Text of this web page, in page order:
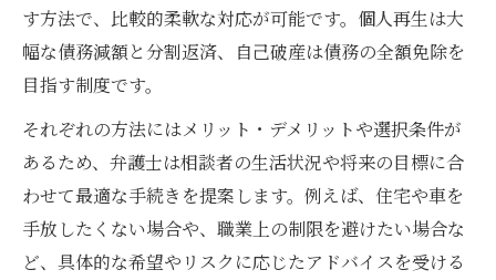
す方法で、比較的柔軟な対応が可能です。個人再生は大
幅な債務減額と分割返済、自己破産は債務の全額免除を
目指す制度です。
それぞれの方法にはメリット・デメリットや選択条件が
あるため、弁護士は相談者の生活状況や将来の目標に合
わせて最適な手続きを提案します。例えば、住宅や車を
手放したくない場合や、職業上の制限を避けたい場合な
ど、具体的な希望やリスクに応じたアドバイスを受ける